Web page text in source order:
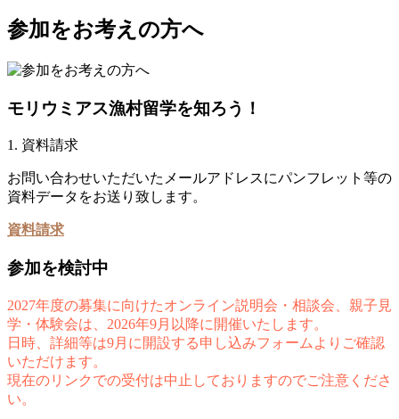
参加をお考えの方へ
モリウミアス漁村留学を知ろう！
1. 資料請求
お問い合わせいただいたメールアドレスにパンフレット等の
資料データをお送り致します。
資料請求
参加を検討中
2027年度の募集に向けたオンライン説明会・相談会、親子見
学・体験会は、2026年9月以降に開催いたします。
日時、詳細等は9月に開設する申し込みフォームよりご確認
いただけます。
現在のリンクでの受付は中止しておりますのでご注意くださ
い。